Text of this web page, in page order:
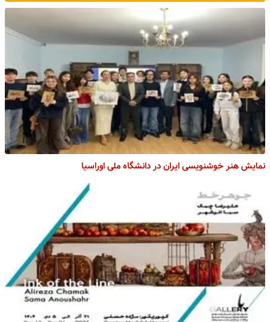
نمایش هنر خوشنویسی ایران در دانشگاه ملی اوراسیا